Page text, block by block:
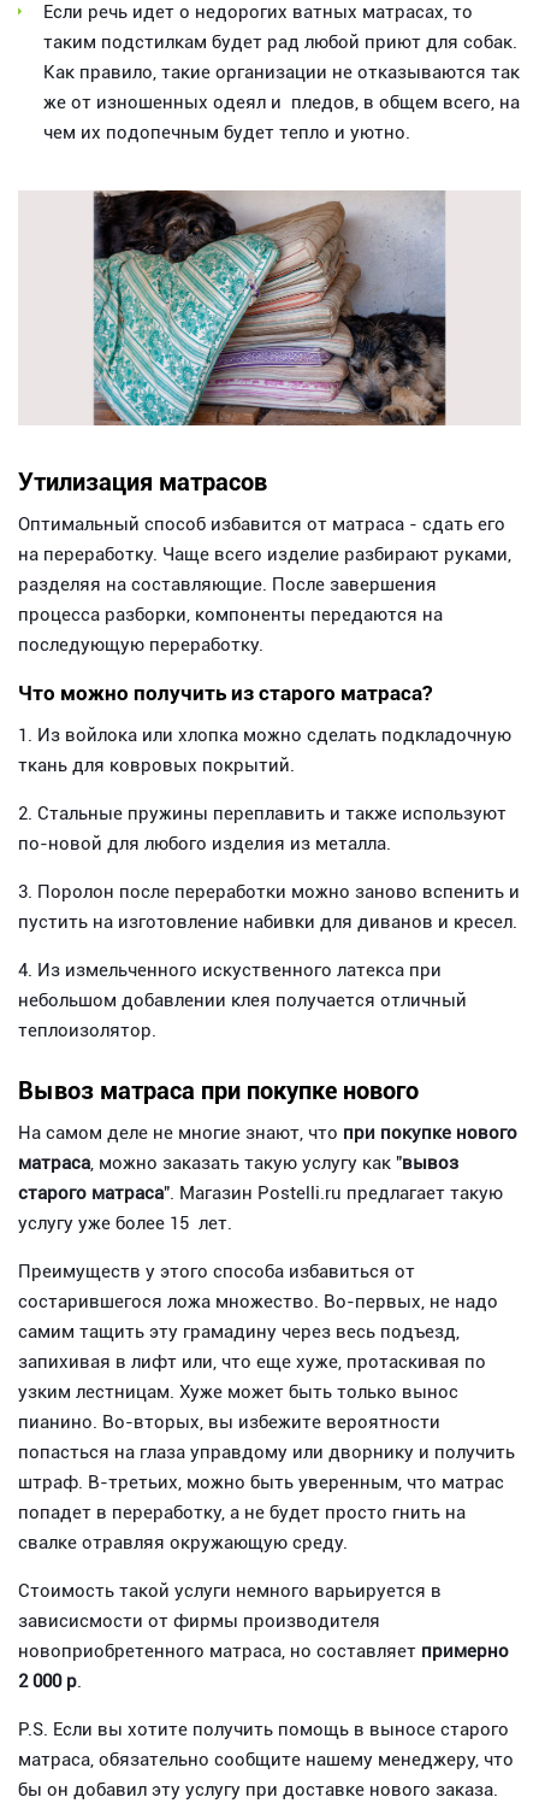
Если речь идет о недорогих ватных матрасах, то
таким подстилкам будет рад любой приют для собак.
Как правило, такие организации не отказываются так
же от изношенных одеял и пледов, в общем всего, на
чем их подопечным будет тепло и уютно.
Утилизация матрасов
Оптимальный способ избавится от матраса - сдать его
на переработку. Чаще всего изделие разбирают руками,
разделяя на составляющие. После завершения
процесса разборки, компоненты передаются на
последующую переработку.
Что можно получить из старого матраса?
1. Из войлока или хлопка можно сделать подкладочную
ткань для ковровых покрытий.
2. Стальные пружины переплавить и также используют
по-новой для любого изделия из металла.
3. Поролон после переработки можно заново вспенить и
пустить на изготовление набивки для диванов и кресел.
4. Из измельченного искуственного латекса при
небольшом добавлении клея получается отличный
теплоизолятор.
Вывоз матраса при покупке нового
На самом деле не многие знают, что при покупке нового
матраса, можно заказать такую услугу как "вывоз
старого матраса". Магазин Postelli.ru предлагает такую
услугу уже более 15 лет.
Преимуществ у этого способа избавиться от
состарившегося ложа множество. Во-первых, не надо
самим тащить эту грамадину через весь подъезд,
запихивая в лифт или, что еще хуже, протаскивая по
узким лестницам. Хуже может быть только вынос
пианино. Во-вторых, вы избежите вероятности
попасться на глаза управдому или дворнику и получить
штраф. В-третьих, можно быть уверенным, что матрас
попадет в переработку, а не будет просто гнить на
свалке отравляя окружающую среду.
Стоимость такой услуги немного варьируется в
зависисмости от фирмы производителя
новоприобретенного матраса, но составляет примерно
2 000 р.
P.S. Если вы хотите получить помощь в выносе старого
матраса, обязательно сообщите нашему менеджеру, что
бы он добавил эту услугу при доставке нового заказа.